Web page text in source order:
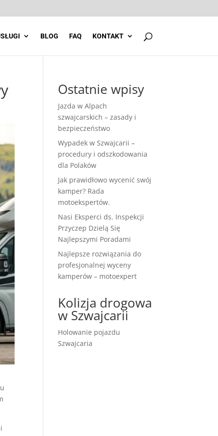
BLOG FAQ KONTAKT
Ostatnie wpisy
Jazda w Alpach
szwajcarskich – zasady i
bezpieczeństwo
Wypadek w Szwajcarii –
procedury i odszkodowania
dla Polaków
Jak prawidłowo wycenić swój
kamper? Rada
motoekspertów.
Nasi Eksperci ds. Inspekcji
Przyczep Dzielą Się
Najlepszymi Poradami
Najlepsze rozwiązania do
profesjonalnej wyceny
kamperów – motoexpert
Kolizja drogowa
w Szwajcarii
Holowanie pojazdu
Szwajcaria